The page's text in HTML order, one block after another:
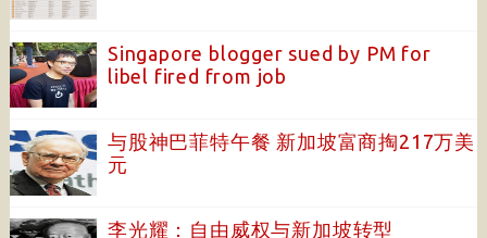
Singapore blogger sued by PM for
libel fired from job
与股神巴菲特午餐 新加坡富商掏217万美
元
李光耀：自由威权与新加坡转型